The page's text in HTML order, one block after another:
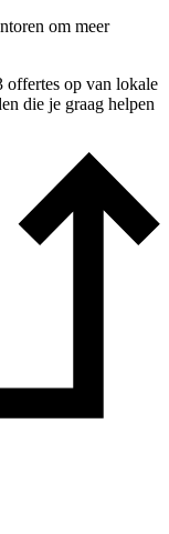
om meer
offertes op van lokale
die je graag helpen